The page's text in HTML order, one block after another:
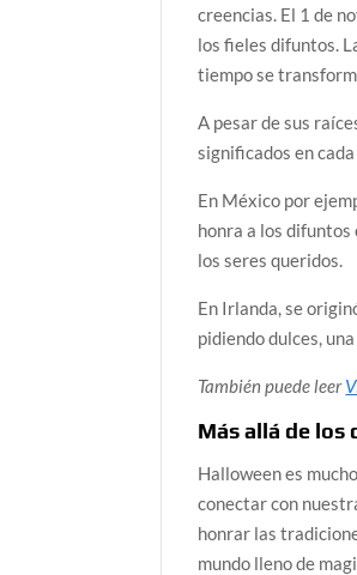
creencias. El 1 de
los fieles difuntos.
tiempo se
A pesar de sus
significados en
En México por
honra a los
los seres queridos.
En Irlanda, se
pidiendo dulces,
También puede leer
Más allá de los
Halloween es
conectar con
honrar las
mundo lleno de